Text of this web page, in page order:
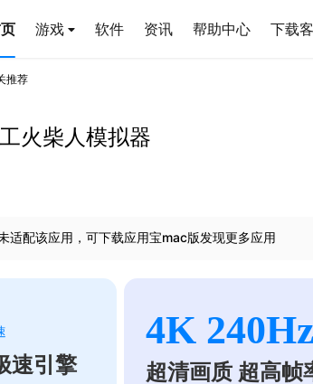
游戏 软件 资讯 帮助中心 下载
推荐
火柴人模拟器
适配该应用，可下载应用宝mac版发现更多应用
速引擎
4K 240Hz
超清画质 超高帧